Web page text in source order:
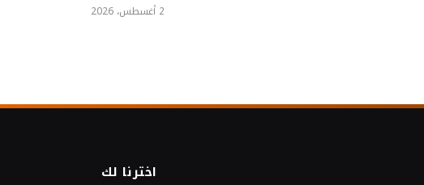
2 أغسطس، 2026
اخترنا لك